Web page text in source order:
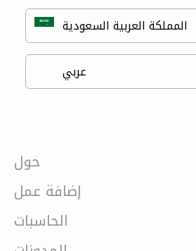
حول
إضافة عمل
الحاسبات